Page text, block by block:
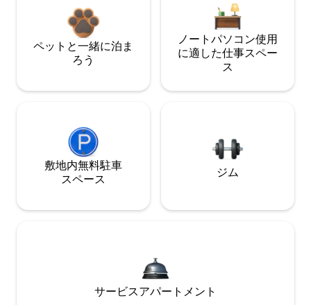
ペットと一緒に泊ま
ろう
ノートパソコン使用
に適した仕事スペー
ス
敷地内無料駐⁠車
ス⁠ペ⁠ー⁠ス
ジム
サービスアパートメント